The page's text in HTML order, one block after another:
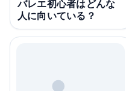
バレエ初心者はどんな
人に向いている？